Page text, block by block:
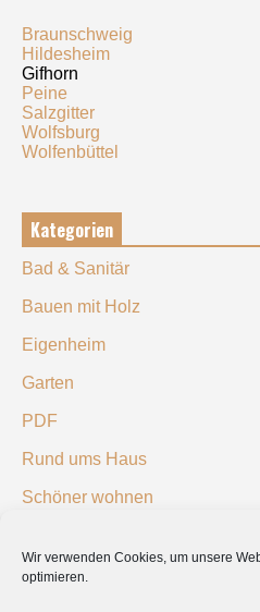
Wir verwenden Cookies, um unsere
optimieren.
Braunschweig
Hildesheim
Gifhorn
Peine
Salzgitter
Wolfsburg
Wolfenbüttel
Kategorien
Bad & Sanitär
Bauen mit Holz
Eigenheim
Garten
PDF
Rund ums Haus
Schöner wohnen